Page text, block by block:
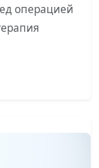
операцией